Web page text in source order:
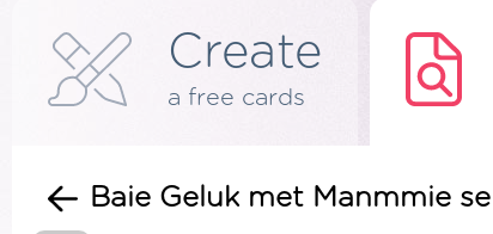
Create
a free cards
Baie Geluk met Manmmie